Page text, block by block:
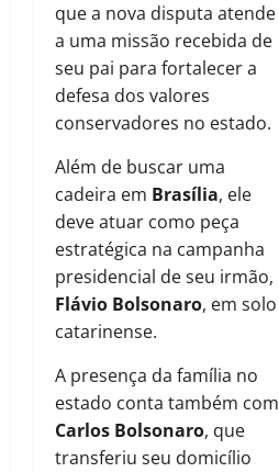
que a nova disputa atende
a uma missão recebida de
seu pai para fortalecer a
defesa dos valores
conservadores no estado.
Além de buscar uma
cadeira em Brasília, ele
deve atuar como peça
estratégica na campanha
presidencial de seu irmão,
Flávio Bolsonaro, em solo
catarinense.
A presença da família no
estado conta também com
Carlos Bolsonaro, que
transferiu seu domicílio